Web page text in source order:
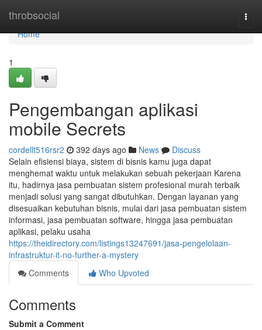
throbsocial
Home
Home
1
Pengembangan aplikasi
mobile Secrets
cordellt516rsr2 392 days ago News
Discuss
Selain efisiensi biaya, sistem di bisnis kamu juga dapat
menghemat waktu untuk melakukan sebuah pekerjaan Karena
itu, hadirnya jasa pembuatan sistem profesional murah terbaik
menjadi solusi yang sangat dibutuhkan. Dengan layanan yang
disesuaikan kebutuhan bisnis, mulai dari jasa pembuatan sistem
informasi, jasa pembuatan software, hingga jasa pembuatan
aplikasi, pelaku usaha
https://theidirectory.com/listings13247691/jasa-pengelolaan-
infrastruktur-it-no-further-a-mystery
Comments
Who Upvoted
Comments
Submit a Comment